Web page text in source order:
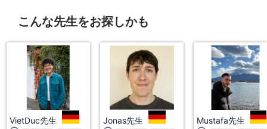
こんな先生をお探しかも
VietDuc先生 Jonas先生 Mustafa先生